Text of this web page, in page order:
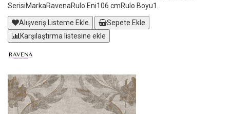
SerisiMarkaRavenaRulo Eni106 cmRulo Boyu1..
Alışveriş Listeme Ekle
Sepete Ekle
Karşılaştırma listesine ekle